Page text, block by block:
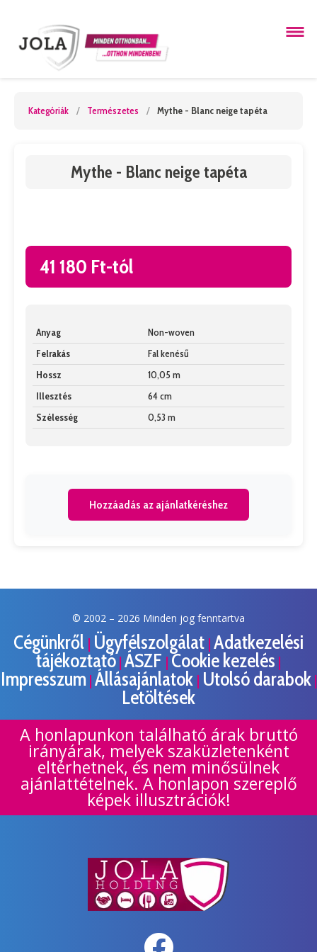
Kategóriák / Természetes / Mythe - Blanc neige tapéta
Mythe - Blanc neige tapéta
41 180 Ft-tól
Anyag
Non-woven
Felrakás
Fal kenésű
Hossz
10,05 m
Illesztés
64 cm
Szélesség
0,53 m
Hozzáadás az ajánlatkéréshez
© 2002 – 2026 Minden jog fenntartva
Cégünkről | Ügyfélszolgálat | Adatkezelési
tájékoztató | ÁSZF | Cookie kezelés |
Impresszum| Állásajánlatok | Utolsó darabok|
Letöltések
A honlapunkon található árak bruttó
irányárak, melyek szaküzletenként
eltérhetnek, és nem minősülnek
ajánlattételnek. A honlapon szereplő
képek illusztrációk!